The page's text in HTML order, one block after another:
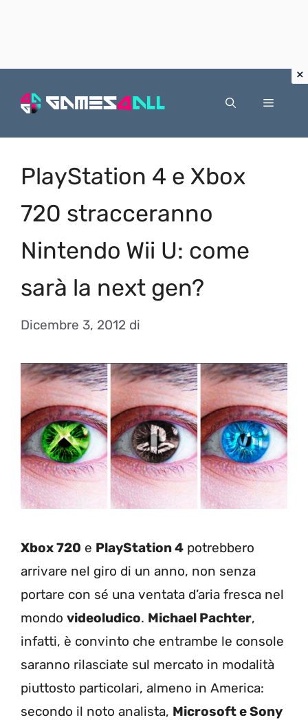
Menu
PlayStation 4 e Xbox
720 stracceranno
Nintendo Wii U: come
sarà la next gen?
Dicembre 3, 2012 di
Xbox 720 e PlayStation 4 potrebbero
arrivare nel giro di un anno, non senza
portare con sé una ventata d’aria fresca nel
mondo videoludico. Michael Pachter,
infatti, è convinto che entrambe le console
saranno rilasciate sul mercato in modalità
piuttosto particolari, almeno in America:
secondo il noto analista, Microsoft e Sony